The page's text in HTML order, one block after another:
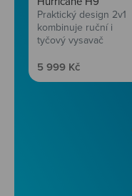
Praktický design 2v1
kombinuje ruční i
tyčový vysavač
Prodejní cena
5 999 Kč